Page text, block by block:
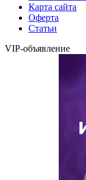
Карта сайта
Оферта
Статьи
VIP-объявление